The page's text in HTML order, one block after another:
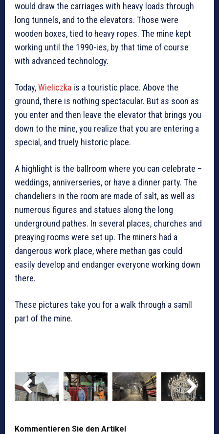
would draw the carriages with heavy loads through
long tunnels, and to the elevators. Those were
wooden boxes, tied to heavy ropes. The mine kept
working until the 1990-ies, by that time of course
with advanced technology.
Today,Wieliczka is a touristic place. Above the
ground, there is nothing spectacular. But as soon as
you enter and then leave the elevator that brings you
down to the mine, you realize that you are entering a
special, and truely historic place.
A highlight is the ballroom where you can celebrate –
weddings, anniverseries, or have a dinner party. The
chandeliers in the room are made of salt, as well as
numerous figures and statues along the long
underground pathes. In several places, churches and
preaying rooms were set up. The miners had a
dangerous work place, where methan gas could
easily develop and endanger everyone working down
there.
These pictures take you for a walk through a samll
part of the mine.
Kommentieren Sie den Artikel